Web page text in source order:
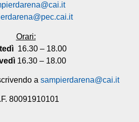
Orari:
16.30 – 18.00
16.30 – 18.00
a sampierdarena@cai.it
80091910101